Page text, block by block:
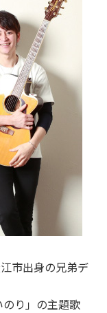
市出身の兄弟デ
り」の主題歌